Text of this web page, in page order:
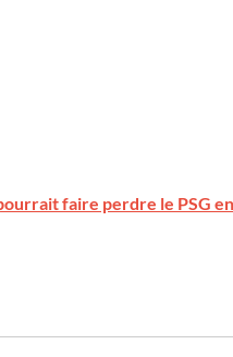
faire perdre le PSG